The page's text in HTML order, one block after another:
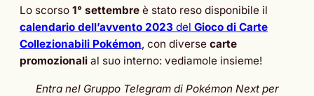
Lo scorso 1° settembre è stato reso disponibile il
calendario dell’avvento 2023 del Gioco di Carte
Collezionabili Pokémon, con diverse carte
promozionali al suo interno: vediamole insieme!
Entra nel Gruppo Telegram di Pokémon Next per